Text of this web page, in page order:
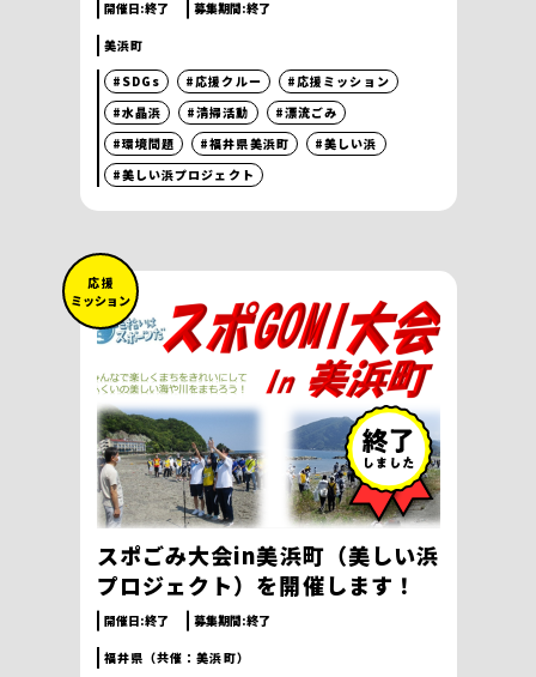
開催日:終了 募集期間:終了
美浜町
#SDGs
#応援クルー
#応援ミッション
#水晶浜
#清掃活動
#漂流ごみ
#環境問題
#福井県美浜町
#美しい浜
#美しい浜プロジェクト
応 援
ミッション
スポごみ大会in美浜町（美しい浜
プロジェクト）を開催します！
開催日:終了 募集期間:終了
福井県（共催：美浜町）